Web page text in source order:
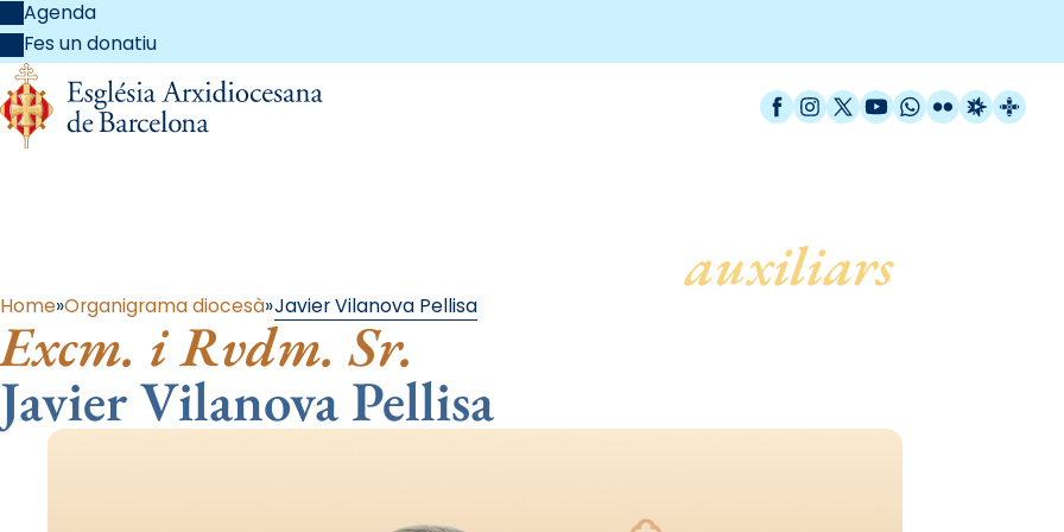
Agenda
Fes un donatiu
Facebook
Instagram
X / Twitter
YouTube
WhatsApp
FlickrRadio
Bisbesauxiliars
Home Organigrama diocesà Javier Vilanova Pellisa
Excm. i Rvdm. Sr.
Javier Vilanova Pellisa